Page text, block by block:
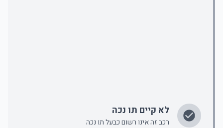
לא קיים תו נכה
רכב זה אינו רשום כבעל תו נכה